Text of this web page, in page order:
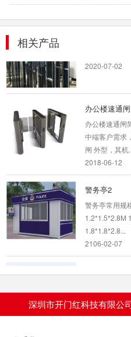
相关产品
2021-01-14
办公楼速通闸
办公楼速通闸
中端客户需
闸 外型，其机...
警务亭2
警务亭常用规
1.8*1.8*2.8 ...
2018-01-17
深圳市开门红科技有限公